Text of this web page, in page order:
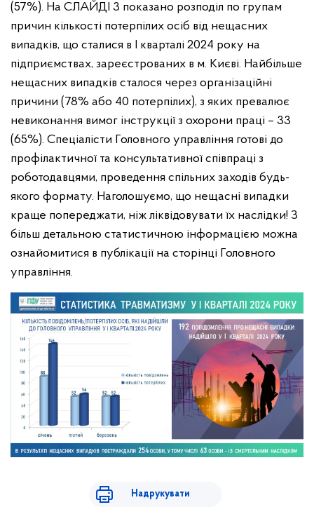
(57%). На СЛАЙДІ 3 показано розподіл по групам
причин кількості потерпілих осіб від нещасних
випадків, що сталися в І кварталі 2024 року на
підприємствах, зареєстрованих в м. Києві. Найбільше
нещасних випадків сталося через організаційні
причини (78% або 40 потерпілих), з яких превалює
невиконання вимог інструкції з охорони праці – 33
(65%). Спеціалісти Головного управління готові до
профілактичної та консультативної співпраці з
роботодавцями, проведення спільних заходів будь-
якого формату. Наголошуємо, що нещасні випадки
краще попереджати, ніж ліквідовувати їх наслідки! З
більш детальною статистичною інформацією можна
ознайомитися в публікації на сторінці Головного
управління.
Надрукувати